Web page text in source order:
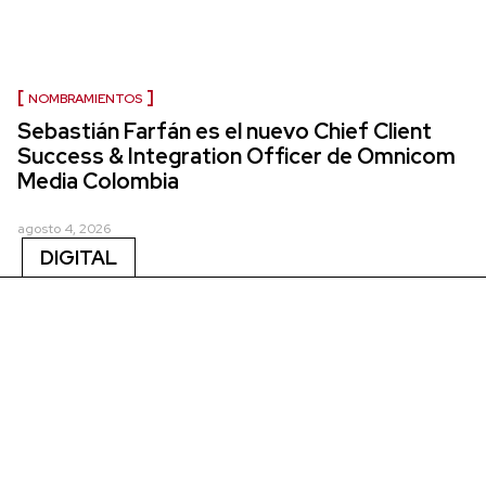
NOMBRAMIENTOS
Sebastián Farfán es el nuevo Chief Client
Success & Integration Officer de Omnicom
Media Colombia
agosto 4, 2026
DIGITAL